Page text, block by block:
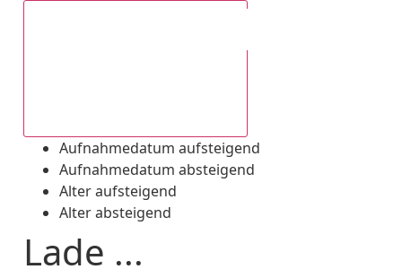
Aufnahmedatum aufsteigend
Aufnahmedatum absteigend
Alter aufsteigend
Alter absteigend
Lade ...